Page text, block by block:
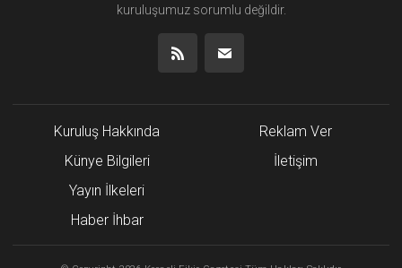
kuruluşumuz sorumlu değildir.
Kuruluş Hakkında
Künye Bilgileri
Yayın İlkeleri
Haber İhbar
Reklam Ver
İletişim